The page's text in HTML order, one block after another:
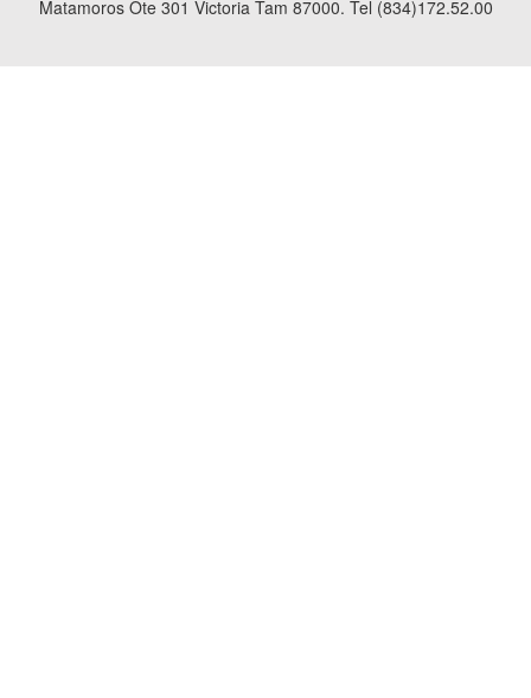
Matamoros Ote 301 Victoria Tam 87000. Tel (834)172.52.00